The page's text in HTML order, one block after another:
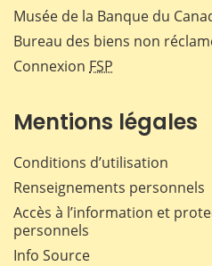
Musée de la Banque du
Bureau des biens non
Connexion FSP
Mentions légales
Conditions d’utilisation
Renseignements personnels
Accès à l’information et
personnels
Info Source